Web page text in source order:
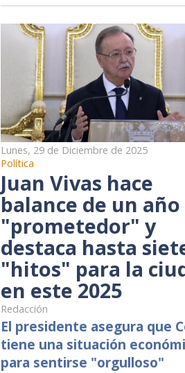
Lunes, 29 de Diciembre de 2025
Política
Juan Vivas hace
balance de un año
"prometedor" y
destaca hasta
"hitos" para la
en este 2025
Redacción
El presidente asegura que
tiene una situación
para sentirse "orgulloso"